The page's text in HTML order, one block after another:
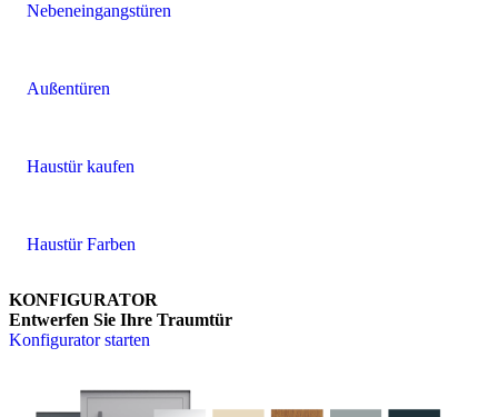
Nebeneingangstüren
Außentüren
Haustür kaufen
Haustür Farben
KONFIGURATOR
Entwerfen Sie Ihre Traumtür
Konfigurator starten